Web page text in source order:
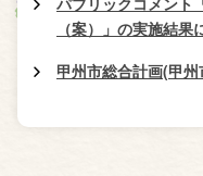
（案）」の実施結果
甲州市総合計画(甲州